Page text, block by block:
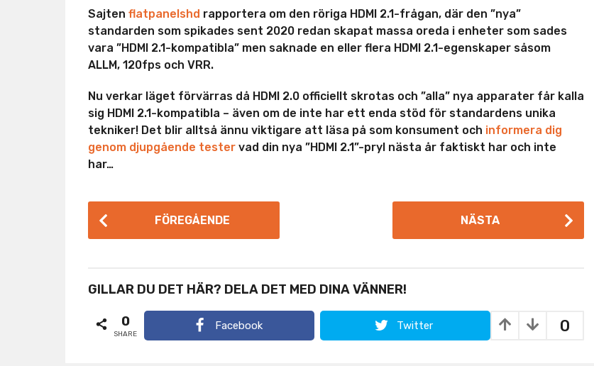
Sajten flatpanelshd rapportera om den röriga HDMI 2.1-frågan, där den ”nya”
standarden som spikades sent 2020 redan skapat massa oreda i enheter som sades
vara ”HDMI 2.1-kompatibla” men saknade en eller flera HDMI 2.1-egenskaper såsom
ALLM, 120fps och VRR.
Nu verkar läget förvärras då HDMI 2.0 officiellt skrotas och ”alla” nya apparater får kalla
sig HDMI 2.1-kompatibla – även om de inte har ett enda stöd för standardens unika
tekniker! Det blir alltså ännu viktigare att läsa på som konsument och informera dig
genom djupgående tester vad din nya ”HDMI 2.1”-pryl nästa år faktiskt har och inte
har…
P
o
t
a
FÖREGÅENDE NÄSTA
GILLAR DU DET HÄR? DELA DET MED DINA VÄNNER!
0
0
SHARE
Facebook Twitter